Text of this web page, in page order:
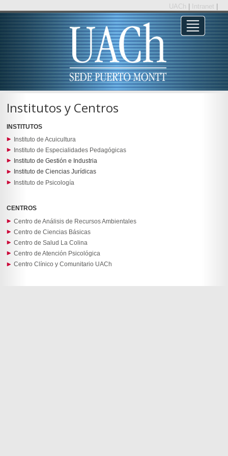
UACh Intranet
Institutos y Centros
INSTITUTOS
Instituto de Acuicultura
Instituto de Especialidades Pedagógicas
Instituto de Gestión e Industria
Instituto de Ciencias Jurídicas
Instituto de Psicología
CENTROS
Centro de Análisis de Recursos Ambientales
Centro de Ciencias Básicas
Centro de Salud La Colina
Centro de Atención Psicológica
Centro Clínico y Comunitario UACh